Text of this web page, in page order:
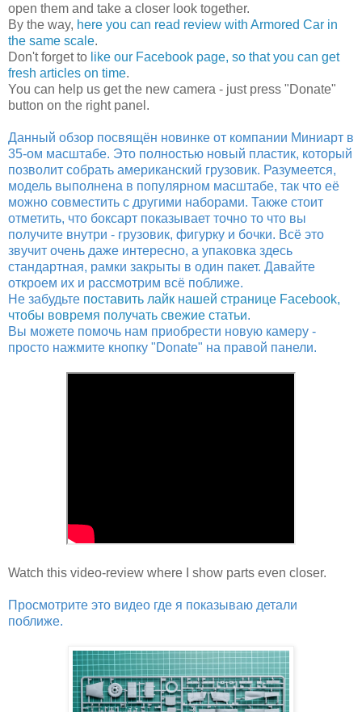
open them and take a closer look together.
By the way, here you can read review with Armored Car in
the same scale.
Don't forget to like our Facebook page, so that you can get
fresh articles on time.
You can help us get the new camera - just press "Donate"
button on the right panel.
Данный обзор посвящён новинке от компании Миниарт в
35-ом масштабе. Это полностью новый пластик, который
позволит собрать американский грузовик. Разумеется,
модель выполнена в популярном масштабе, так что её
можно совместить с другими наборами. Также стоит
отметить, что боксарт показывает точно то что вы
получите внутри - грузовик, фигурку и бочки. Всё это
звучит очень даже интересно, а упаковка здесь
стандартная, рамки закрыты в один пакет. Давайте
откроем их и рассмотрим всё поближе.
Не забудьте поставить лайк нашей странице Facebook,
чтобы вовремя получать свежие статьи.
Вы можете помочь нам приобрести новую камеру -
просто нажмите кнопку "Donate" на правой панели.
Watch this video-review where I show parts even closer.
Просмотрите это видео где я показываю детали
поближе.